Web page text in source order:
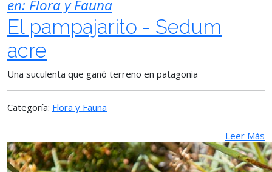
en: Flora y Fauna
El pampajarito - Sedum
acre
Una suculenta que ganó terreno en patagonia
Categoría: Flora y Fauna
Leer Más